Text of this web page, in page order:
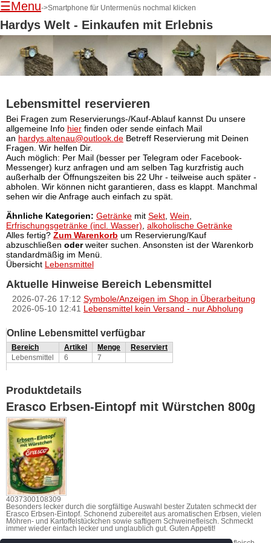
☰Menu->Smartphone für Untermenüs nochmal klicken
Hardys Welt - Einkaufen mit Erlebnis
Lebensmittel reservieren
Bei Fragen zum Reservierungs-/Kauf-Ablauf kannst Du unsere
allgemeine Info hier finden oder sende einfach Mail
an hardys.altenau@outlook.de Betreff Reservierung mit Deinen
Fragen. Wir helfen Dir.
Auch möglich: Per Mail (besser per Telegram oder Facebook-
Messenger) kurz anfragen und am selben Tag kurzfristig auch
außerhalb der Öffnungszeiten bis 22 Uhr - teilweise auch später -
abholen. Wir können nicht garantieren, dass es klappt. Manchmal
sehen wir die Anfrage auch einfach zu spät.
Ähnliche Kategorien: Getränke mit Sekt Wein
Erfrischungsgetränke (incl. Wasser) alkoholische Getränke
Alles fertig? Zum Warenkorb um Reservierung/Kauf
abzuschließen oderweiter suchen. Ansonsten ist der Warenkorb
standardmäßig im Menü.
Übersicht Lebensmittel
Aktuelle Hinweise Bereich Lebensmittel
2026-07-26 17:12 Symbole/Anzeigen im Shop in Überarbeitung
2026-05-10 12:41 Lebensmittel kein Versand - nur Abholung
Online Lebensmittel verfügbar
Bereich Artikel Menge
Reserviert
Lebensmittel
6 7
Produktdetails
Erasco Erbsen-Eintopf mit Würstchen 800g
4037300108309
Besonders lecker durch die sorgfältige Auswahl bester Zutaten schmeckt der
Erasco Erbsen-Eintopf. Schonend zubereitet aus aromatischen Erbsen, vielen
Möhren- und Kartoffelstückchen sowie saftigem Schweinefleisch. Schmeckt
immer wieder einfach lecker und unglaublich gut. Guten Appetit!
Navigation
überspringen